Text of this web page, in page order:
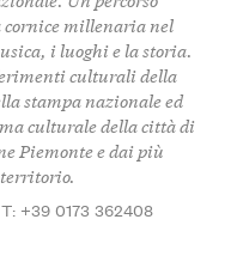
cornice millenaria nel
i luoghi e la storia.
culturali della
stampa nazionale ed
culturale della città di
Piemonte e dai più
T: +39 0173 362408